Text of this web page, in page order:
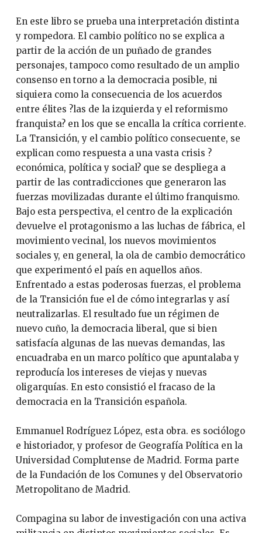
En este libro se prueba una interpretación distinta
y rompedora. El cambio político no se explica a
partir de la acción de un puñado de grandes
personajes, tampoco como resultado de un amplio
consenso en torno a la democracia posible, ni
siquiera como la consecuencia de los acuerdos
entre élites ?las de la izquierda y el reformismo
franquista? en los que se encalla la crítica corriente.
La Transición, y el cambio político consecuente, se
explican como respuesta a una vasta crisis ?
económica, política y social? que se despliega a
partir de las contradicciones que generaron las
fuerzas movilizadas durante el último franquismo.
Bajo esta perspectiva, el centro de la explicación
devuelve el protagonismo a las luchas de fábrica, el
movimiento vecinal, los nuevos movimientos
sociales y, en general, la ola de cambio democrático
que experimentó el país en aquellos años.
Enfrentado a estas poderosas fuerzas, el problema
de la Transición fue el de cómo integrarlas y así
neutralizarlas. El resultado fue un régimen de
nuevo cuño, la democracia liberal, que si bien
satisfacía algunas de las nuevas demandas, las
encuadraba en un marco político que apuntalaba y
reproducía los intereses de viejas y nuevas
oligarquías. En esto consistió el fracaso de la
democracia en la Transición española.
Emmanuel Rodríguez López, esta obra. es sociólogo
e historiador, y profesor de Geografía Política en la
Universidad Complutense de Madrid. Forma parte
de la Fundación de los Comunes y del Observatorio
Metropolitano de Madrid.
Compagina su labor de investigación con una activa